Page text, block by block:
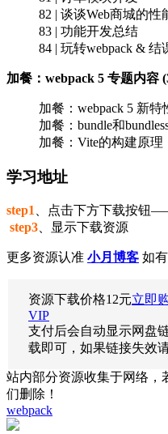
82 | 谈谈Web商城的性
83 | 功能开发总结
84 | 玩转webpack & 结
加餐：webpack 5 专题内容
加餐：webpack 5 新特
加餐：bundle和
加餐：Vite的构建原理
学习地址
step1 、点击下方下载按钮
step3 、显示下载资源
更多资源认准 小月博客 如
资源下载价格12元立即
VIP
支付后会自动显示网盘
载即可，如果链接失效
站内部分资源收集于网络，
们删除！
webpack